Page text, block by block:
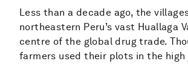
Less than a decade ago, the
northeastern Peru’s vast Huallaga
centre of the global drug trade.
farmers used their plots in the high